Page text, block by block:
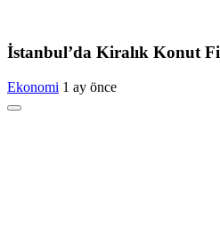
İstanbul’da Kiralık Konut
Ekonomi 1 ay önce